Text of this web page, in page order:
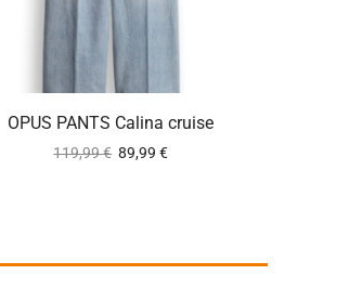
ca. 2-5 Werktage
OPUS PANTS Calina cruise
119,99€ 89,99€